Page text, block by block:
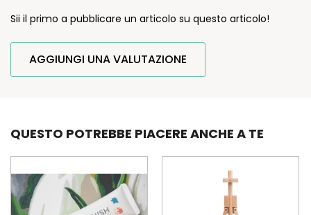
Sii il primo a pubblicare un articolo su questo articolo!
AGGIUNGI UNA VALUTAZIONE
QUESTO POTREBBE PIACERE ANCHE A TE